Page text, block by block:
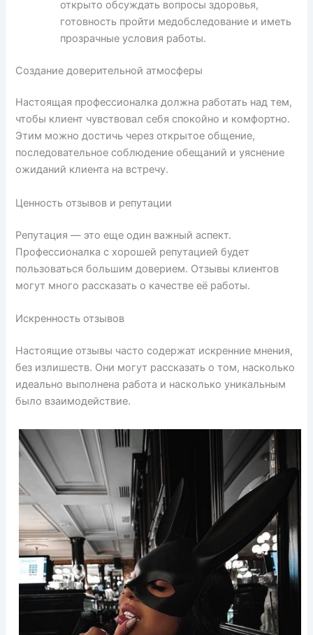
открыто обсуждать вопросы здоровья,
готовность пройти медобследование и иметь
прозрачные условия работы.
Создание доверительной атмосферы
Настоящая профессионалка должна работать над тем,
чтобы клиент чувствовал себя спокойно и комфортно.
Этим можно достичь через открытое общение,
последовательное соблюдение обещаний и уяснение
ожиданий клиента на встречу.
Ценность отзывов и репутации
Репутация — это еще один важный аспект.
Профессионалка с хорошей репутацией будет
пользоваться большим доверием. Отзывы клиентов
могут много рассказать о качестве её работы.
Искренность отзывов
Настоящие отзывы часто содержат искренние мнения,
без излишеств. Они могут рассказать о том, насколько
идеально выполнена работа и насколько уникальным
было взаимодействие.